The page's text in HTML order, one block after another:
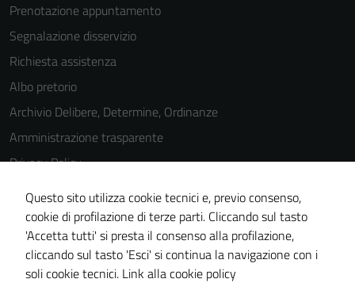
Prenotazione appuntamento
Segnalazione disservizio
Richiesta assistenza
Albo pretorio
Archivio Delibere, Determine, Ordinanze
Amministrazione trasparente
Privacy Policy
Cookie Policy
Note legali
Dichiarazione di accessibilità
Piano di miglioramento del sito
Questo sito utilizza cookie tecnici e, previo consenso,
cookie di profilazione di terze parti. Cliccando sul tasto
'Accetta tutti' si presta il consenso alla profilazione,
cliccando sul tasto 'Esci' si continua la navigazione con i
soli cookie tecnici. Link alla cookie policy